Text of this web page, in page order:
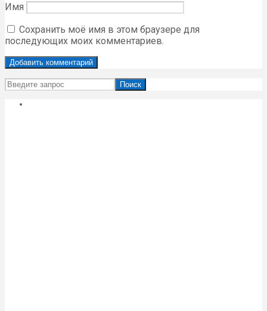
Имя
Сохранить моё имя в этом браузере для
последующих моих комментариев.
Поиск